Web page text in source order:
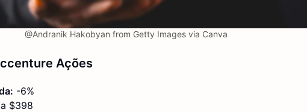
@Andranik Hakobyan from Getty Images via Canva
Ações
-6%
$398